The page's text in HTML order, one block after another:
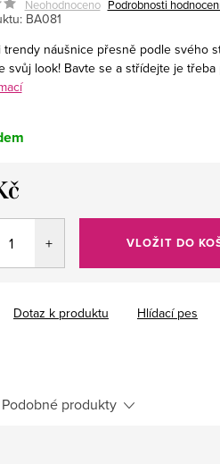
Neohodnoceno Podrobnosti
BA081
trendy náušnice přesně podle svého
svůj look! Bavte se a střídejte je třeba
VLOŽIT DO
Dotaz k produktu Hlídací pes
Podobné produkty